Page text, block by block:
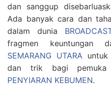
dan sanggup
Ada banyak cara dan
dalam dunia
fragmen keuntungan
SEMARANG UTARA
dan trik bagi pemuka
PENYIARAN KEBUMEN.